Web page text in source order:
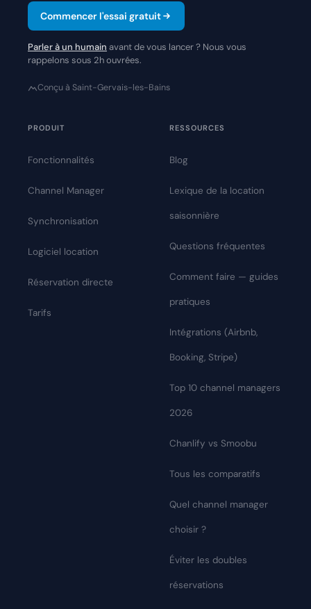
Commencer l'essai gratuit
Parler à un humain avant de vous lancer ? Nous vous
rappelons sous 2h ouvrées.
Conçu à Saint-Gervais-les-Bains
PRODUIT
Fonctionnalités
Channel Manager
Synchronisation
Logiciel location
Réservation directe
Tarifs
RESSOURCES
Blog
Lexique de la location
saisonnière
Questions fréquentes
Comment faire — guides
pratiques
Intégrations (Airbnb,
Booking, Stripe)
Top 10 channel managers
2026
Chanlify vs Smoobu
Tous les comparatifs
Quel channel manager
choisir ?
Éviter les doubles
réservations